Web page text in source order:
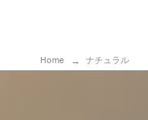
Home ナチュラル